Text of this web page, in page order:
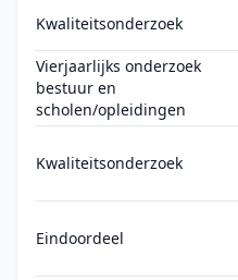
Kwaliteitsonderzoek
Vierjaarlijks onderzoek
bestuur en
scholen/opleidingen
Kwaliteitsonderzoek
Eindoordeel